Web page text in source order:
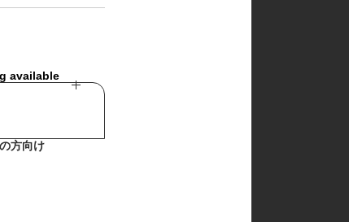
available
方向け